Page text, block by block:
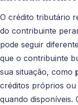
O crédito tributário
do contribuinte
pode seguir
que o contribuinte
sua situação, como
créditos próprios ou
quando disponíveis.